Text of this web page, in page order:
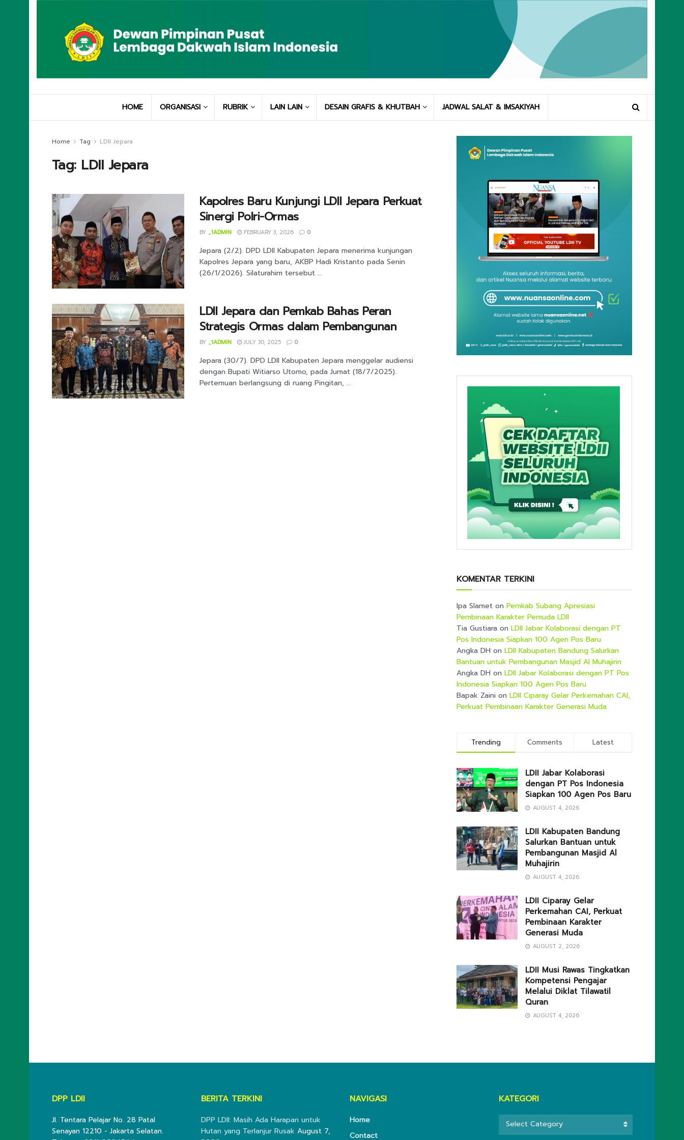
HOME ORGANISASI RUBRIK LAIN LAIN DESAIN GRAFIS & KHUTBAH JADWAL SALAT & IMSAKIYAH
Home Tag LDII Jepara
Tag: LDII Jepara
Kapolres Baru Kunjungi LDII Jepara Perkuat
Sinergi Polri-Ormas
BY _1ADMIN FEBRUARY 3, 2026 0
Jepara (2/2). DPD LDII Kabupaten Jepara menerima kunjungan
Kapolres Jepara yang baru, AKBP Hadi Kristanto pada Senin
(26/1/2026). Silaturahim tersebut ...
LDII Jepara dan Pemkab Bahas Peran
Strategis Ormas dalam Pembangunan
BY _1ADMIN JULY 30, 2025 0
Jepara (30/7). DPD LDII Kabupaten Jepara menggelar audiensi
dengan Bupati Witiarso Utomo, pada Jumat (18/7/2025).
Pertemuan berlangsung di ruang Pingitan, ...
KOMENTAR TERKINI
Ipa Slamet on Pemkab Subang Apresiasi
Pembinaan Karakter Pemuda LDII
Tia Gustiara on LDII Jabar Kolaborasi dengan PT
Pos Indonesia Siapkan 100 Agen Pos Baru
Angka DH on LDII Kabupaten Bandung Salurkan
Bantuan untuk Pembangunan Masjid Al Muhajirin
Angka DH on LDII Jabar Kolaborasi dengan PT Pos
Indonesia Siapkan 100 Agen Pos Baru
Bapak Zaini on LDII Ciparay Gelar Perkemahan CAI,
Perkuat Pembinaan Karakter Generasi Muda
Trending Comments Latest
LDII Jabar Kolaborasi
dengan PT Pos Indonesia
Siapkan 100 Agen Pos Baru
AUGUST 4, 2026
LDII Kabupaten Bandung
Salurkan Bantuan untuk
Pembangunan Masjid Al
Muhajirin
AUGUST 4, 2026
LDII Ciparay Gelar
Perkemahan CAI, Perkuat
Pembinaan Karakter
Generasi Muda
AUGUST 2, 2026
LDII Musi Rawas Tingkatkan
Kompetensi Pengajar
Melalui Diklat Tilawatil
Quran
AUGUST 4, 2026
DPP LDII
Jl. Tentara Pelajar No. 28 Patal
Senayan 12210 - Jakarta Selatan.
BERITA TERKINI
DPP LDII: Masih Ada Harapan untuk
Hutan yang Terlanjur Rusak August 7,
NAVIGASI
Home
Contact
KATEGORI
KATEGORI
Select Category